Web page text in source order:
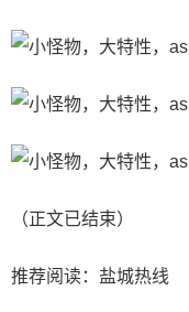
（正文已结束）
推荐阅读： 盐城热线